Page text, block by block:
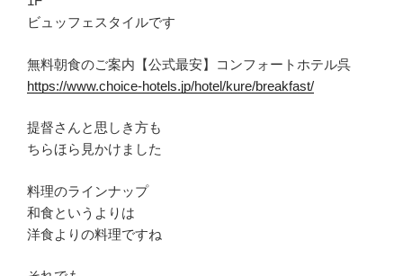
ビュッフェスタイルです
無料朝食のご案内【公式最安】コンフォートホテル呉
https://www.choice-hotels.jp/hotel/kure/breakfast/
提督さんと思しき方も
ちらほら見かけました
料理のラインナップ
和食というよりは
洋食よりの料理ですね